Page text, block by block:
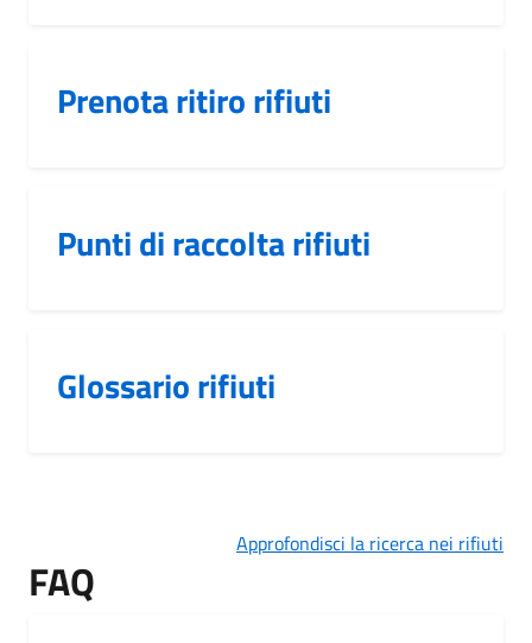
Prenota ritiro rifiuti
Punti di raccolta rifiuti
Glossario rifiuti
Approfondisci la ricerca nei rifiuti
FAQ